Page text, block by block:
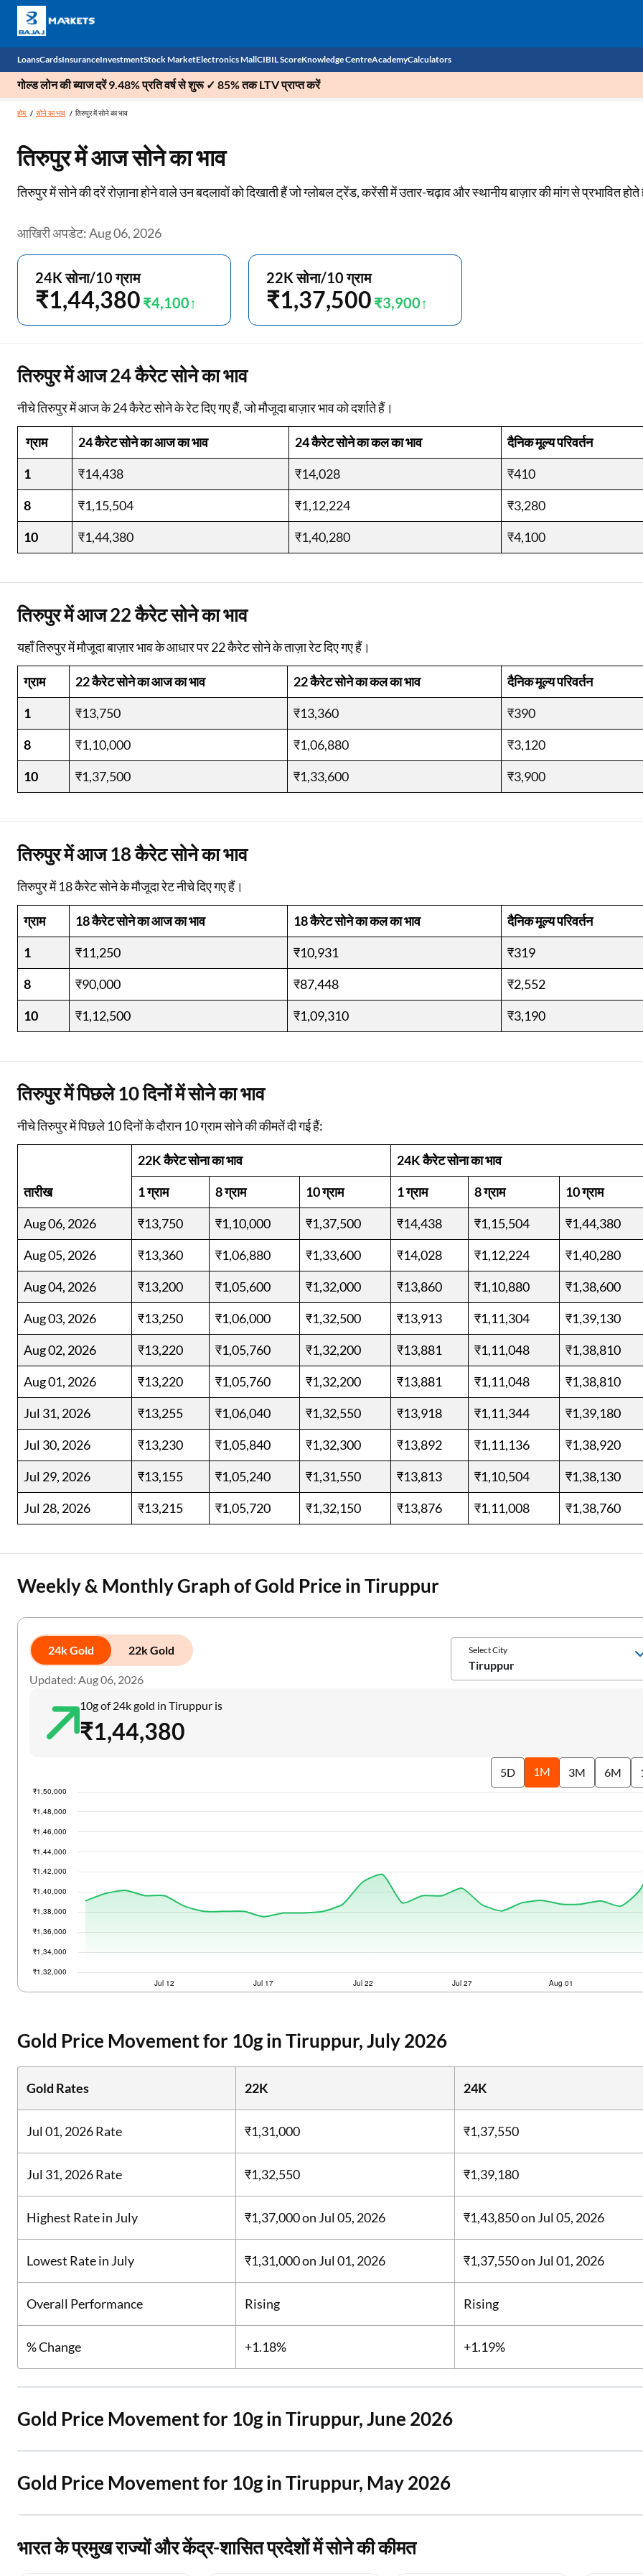
Loans
Business Loan
Home Loan
Home Loan Balance Transfer
Professional Loan
Gold Loan
Used Car Loan
Loan Against Property
ESOP Financing
Loan Against FD
Loan Against Securities
Cards
Credit Card
Forex Card
Outward Remittance
Insurance
Car Insurance
Two Wheeler Insurance
Life Insurance
Investment
Mutual Fund
National Pension Scheme (NPS)
Sovereign Gold Bond (SGB)
Bonds
Stock Market
Stocks
IPO
Stock Brokers
Stock Market News
Electronics Mall
Kitchen Appliances
Air conditioner
Television
CIBIL Score
Check CIBIL Score
Knowledge Centre
Sahamati
AcademyCalculators
Business Loan EMI Calculator
Home Loan Eligibility Calculator
Two-wheeler Loan EMI Calculator
IDV Calculator
Health Insurance Premium Calculator
Car Insurance Premium Calculator
Bike Insurance Premium Calculator
गोल्ड लोन की ब्याज दरें 9.48% प्रति वर्ष से शुरू ✓ 85% तक LTV प्राप्त करें
होम सोने का भाव तिरुपुर में सोने का भाव
तिरुपुर में आज सोने का भाव
तिरुपुर में सोने की दरें रोज़ाना होने वाले उन बदलावों को दिखाती हैं जो ग्लोबल ट्रेंड, करेंसी में उतार-चढ़ाव और स्थानीय बाज़ार की मांग से प्रभावित होते
आखिरी अपडेट: Aug 06, 2026
24K सोना/10 ग्राम
₹1,44,380 ₹4,100
22K सोना/10 ग्राम
₹1,37,500 ₹3,900
तिरुपुर में आज 24 कैरेट सोने का भाव
नीचे तिरुपुर में आज के 24 कैरेट सोने के रेट दिए गए हैं, जो मौजूदा बाज़ार भाव को दर्शाते हैं।
ग्राम 24 कैरेट सोने का आज का भाव 24 कैरेट सोने का कल का भाव
दैनिक मूल्य परिवर्तन
1
₹14,438 ₹14,028
₹410
8
₹1,15,504 ₹1,12,224
₹3,280
10
₹1,44,380 ₹1,40,280 ₹4,100
तिरुपुर में आज 22 कैरेट सोने का भाव
यहाँ तिरुपुर में मौजूदा बाज़ार भाव के आधार पर 22 कैरेट सोने के ताज़ा रेट दिए गए हैं।
ग्राम 22 कैरेट सोने का आज का भाव 22 कैरेट सोने का कल का भाव
दैनिक मूल्य परिवर्तन
1
₹13,750 ₹13,360
₹390
8
₹1,10,000 ₹1,06,880
₹3,120
10
₹1,37,500 ₹1,33,600 ₹3,900
तिरुपुर में आज 18 कैरेट सोने का भाव
तिरुपुर में 18 कैरेट सोने के मौजूदा रेट नीचे दिए गए हैं।
ग्राम 18 कैरेट सोने का आज का भाव 18 कैरेट सोने का कल का भाव
दैनिक मूल्य परिवर्तन
1
₹11,250 ₹10,931
₹319
8
₹90,000 ₹87,448
₹2,552
10
₹1,12,500 ₹1,09,310 ₹3,190
तिरुपुर में पिछले 10 दिनों में सोने का भाव
नीचे तिरुपुर में पिछले 10 दिनों के दौरान 10 ग्राम सोने की कीमतें दी गई हैं:
तारीख
22K कैरेट सोना का भाव
24K कैरेट सोना का भाव
1 ग्राम
8 ग्राम 10 ग्राम 1 ग्राम 8 ग्राम
10 ग्राम
Aug 06, 2026
₹13,750 ₹1,10,000 ₹1,37,500 ₹14,438 ₹1,15,504
₹1,44,380
Aug 05, 2026
₹13,360 ₹1,06,880 ₹1,33,600 ₹14,028 ₹1,12,224
₹1,40,280
Aug 04, 2026
₹13,200 ₹1,05,600 ₹1,32,000 ₹13,860 ₹1,10,880
₹1,38,600
Aug 03, 2026
₹13,250 ₹1,06,000 ₹1,32,500 ₹13,913 ₹1,11,304
₹1,39,130
Aug 02, 2026
₹13,220 ₹1,05,760 ₹1,32,200 ₹13,881 ₹1,11,048
₹1,38,810
Aug 01, 2026
₹13,220 ₹1,05,760 ₹1,32,200 ₹13,881 ₹1,11,048
₹1,38,810
Jul 31, 2026
₹13,255 ₹1,06,040 ₹1,32,550 ₹13,918 ₹1,11,344
₹1,39,180
Jul 30, 2026
₹13,230 ₹1,05,840 ₹1,32,300 ₹13,892 ₹1,11,136
₹1,38,920
Jul 29, 2026
₹13,155 ₹1,05,240 ₹1,31,550 ₹13,813 ₹1,10,504
₹1,38,130
Jul 28, 2026
₹13,215 ₹1,05,720 ₹1,32,150 ₹13,876 ₹1,11,008 ₹1,38,760
Weekly & Monthly Graph of Gold Price in Tiruppur
24k Gold 22k Gold
Updated: Aug 06, 2026
Select City
Tiruppur
10g of 24k gold in Tiruppur is
₹1,44,380
5D 1M 3M 6M
Gold Price Movement for 10g in Tiruppur, July 2026
Gold Rates 22K 24K
Jul 01, 2026 Rate ₹1,31,000 ₹1,37,550
Jul 31, 2026 Rate ₹1,32,550 ₹1,39,180
Highest Rate in July ₹1,37,000on Jul 05, 2026 ₹1,43,850on Jul 05, 2026
Lowest Rate in July ₹1,31,000on Jul 01, 2026 ₹1,37,550on Jul 01, 2026
Overall Performance Rising Rising
% Change +1.18% +1.19%
Gold Price Movement for 10g in Tiruppur, June 2026
Gold Price Movement for 10g in Tiruppur, May 2026
भारत के प्रमुख राज्यों और केंद्र-शासित प्रदेशों में सोने की कीमत